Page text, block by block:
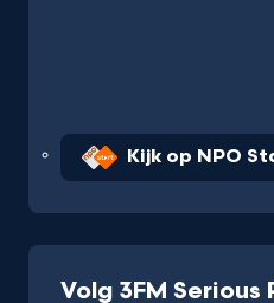
Kijk op NPO
Volg 3FM Serious